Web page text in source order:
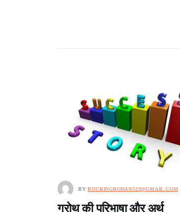
BYROCKINGROHAN523@GMAIL.COM
ग्रोथ की परिभाषा और अर्थ